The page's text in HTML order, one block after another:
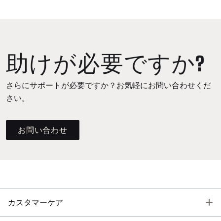
助けが必要ですか?
さらにサポートが必要ですか？お気軽にお問い合わせくだ
さい。
お問い合わせ
カスタマーケア